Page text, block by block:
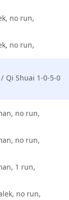
no run,
no run,
Qi Shuai 1-0-5-0
no run,
no run,
1 run,
no run,